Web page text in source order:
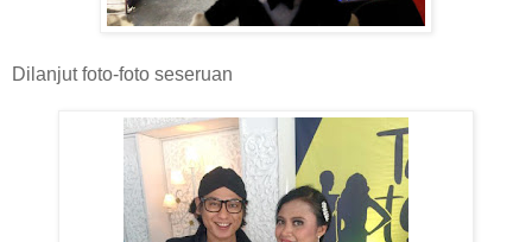
Dilanjut foto-foto seseruan